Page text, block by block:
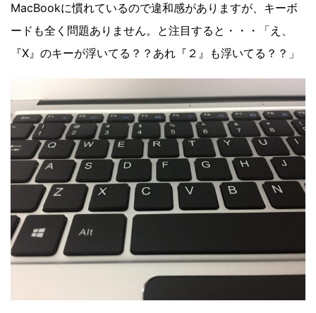
MacBookに慣れているので違和感がありますが、キーボ
ードも全く問題ありません。と注目すると・・・「え、
『X』のキーが浮いてる？？あれ『２』も浮いてる？？」